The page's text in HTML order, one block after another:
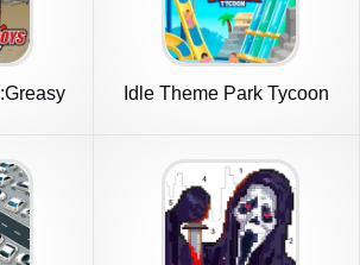
Idle Theme Park Tycoon